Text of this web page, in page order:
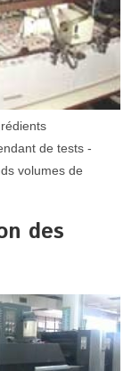
de tests -
volumes de
des